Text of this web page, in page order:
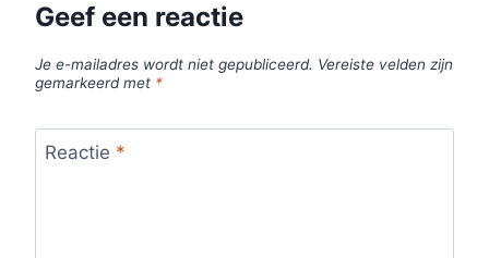
Geef een reactie
Je e-mailadres wordt niet gepubliceerd. Vereiste velden zijn
gemarkeerd met *
Reactie *